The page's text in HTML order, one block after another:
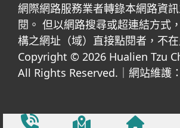
網際網路服務業者轉錄本網路資
閱。 但以網路搜尋或超連結方式
構之網址（域）直接點閱者，不在
Copyright © 2026 Hualien Tzu
All Rights Reserved.｜網站維護：